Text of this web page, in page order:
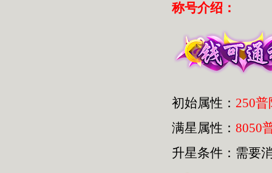
称号介绍：
初始属性： 250
满星属性： 8050
升星条件：需要